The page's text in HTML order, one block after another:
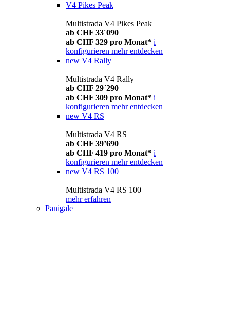
V4 Pikes Peak
Multistrada V4 Pikes Peak
ab CHF 33´090
ab CHF 329 pro Monat* i
konfigurieren mehr entdecken
new V4 Rally
Multistrada V4 Rally
ab CHF 29´290
ab CHF 309 pro Monat* i
konfigurieren mehr entdecken
new V4 RS
Multistrada V4 RS
ab CHF 39’690
ab CHF 419 pro Monat* i
konfigurieren mehr entdecken
new V4 RS 100
Multistrada V4 RS 100
mehr erfahren
Panigale